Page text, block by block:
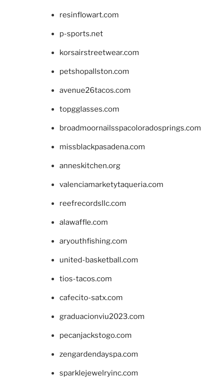
resinflowart.com
p-sports.net
korsairstreetwear.com
petshopallston.com
avenue26tacos.com
topgglasses.com
broadmoornailsspacoloradosprings.com
missblackpasadena.com
anneskitchen.org
valenciamarketytaqueria.com
reefrecordsllc.com
alawaffle.com
aryouthfishing.com
united-basketball.com
tios-tacos.com
cafecito-satx.com
graduacionviu2023.com
pecanjackstogo.com
zengardendayspa.com
sparklejewelryinc.com